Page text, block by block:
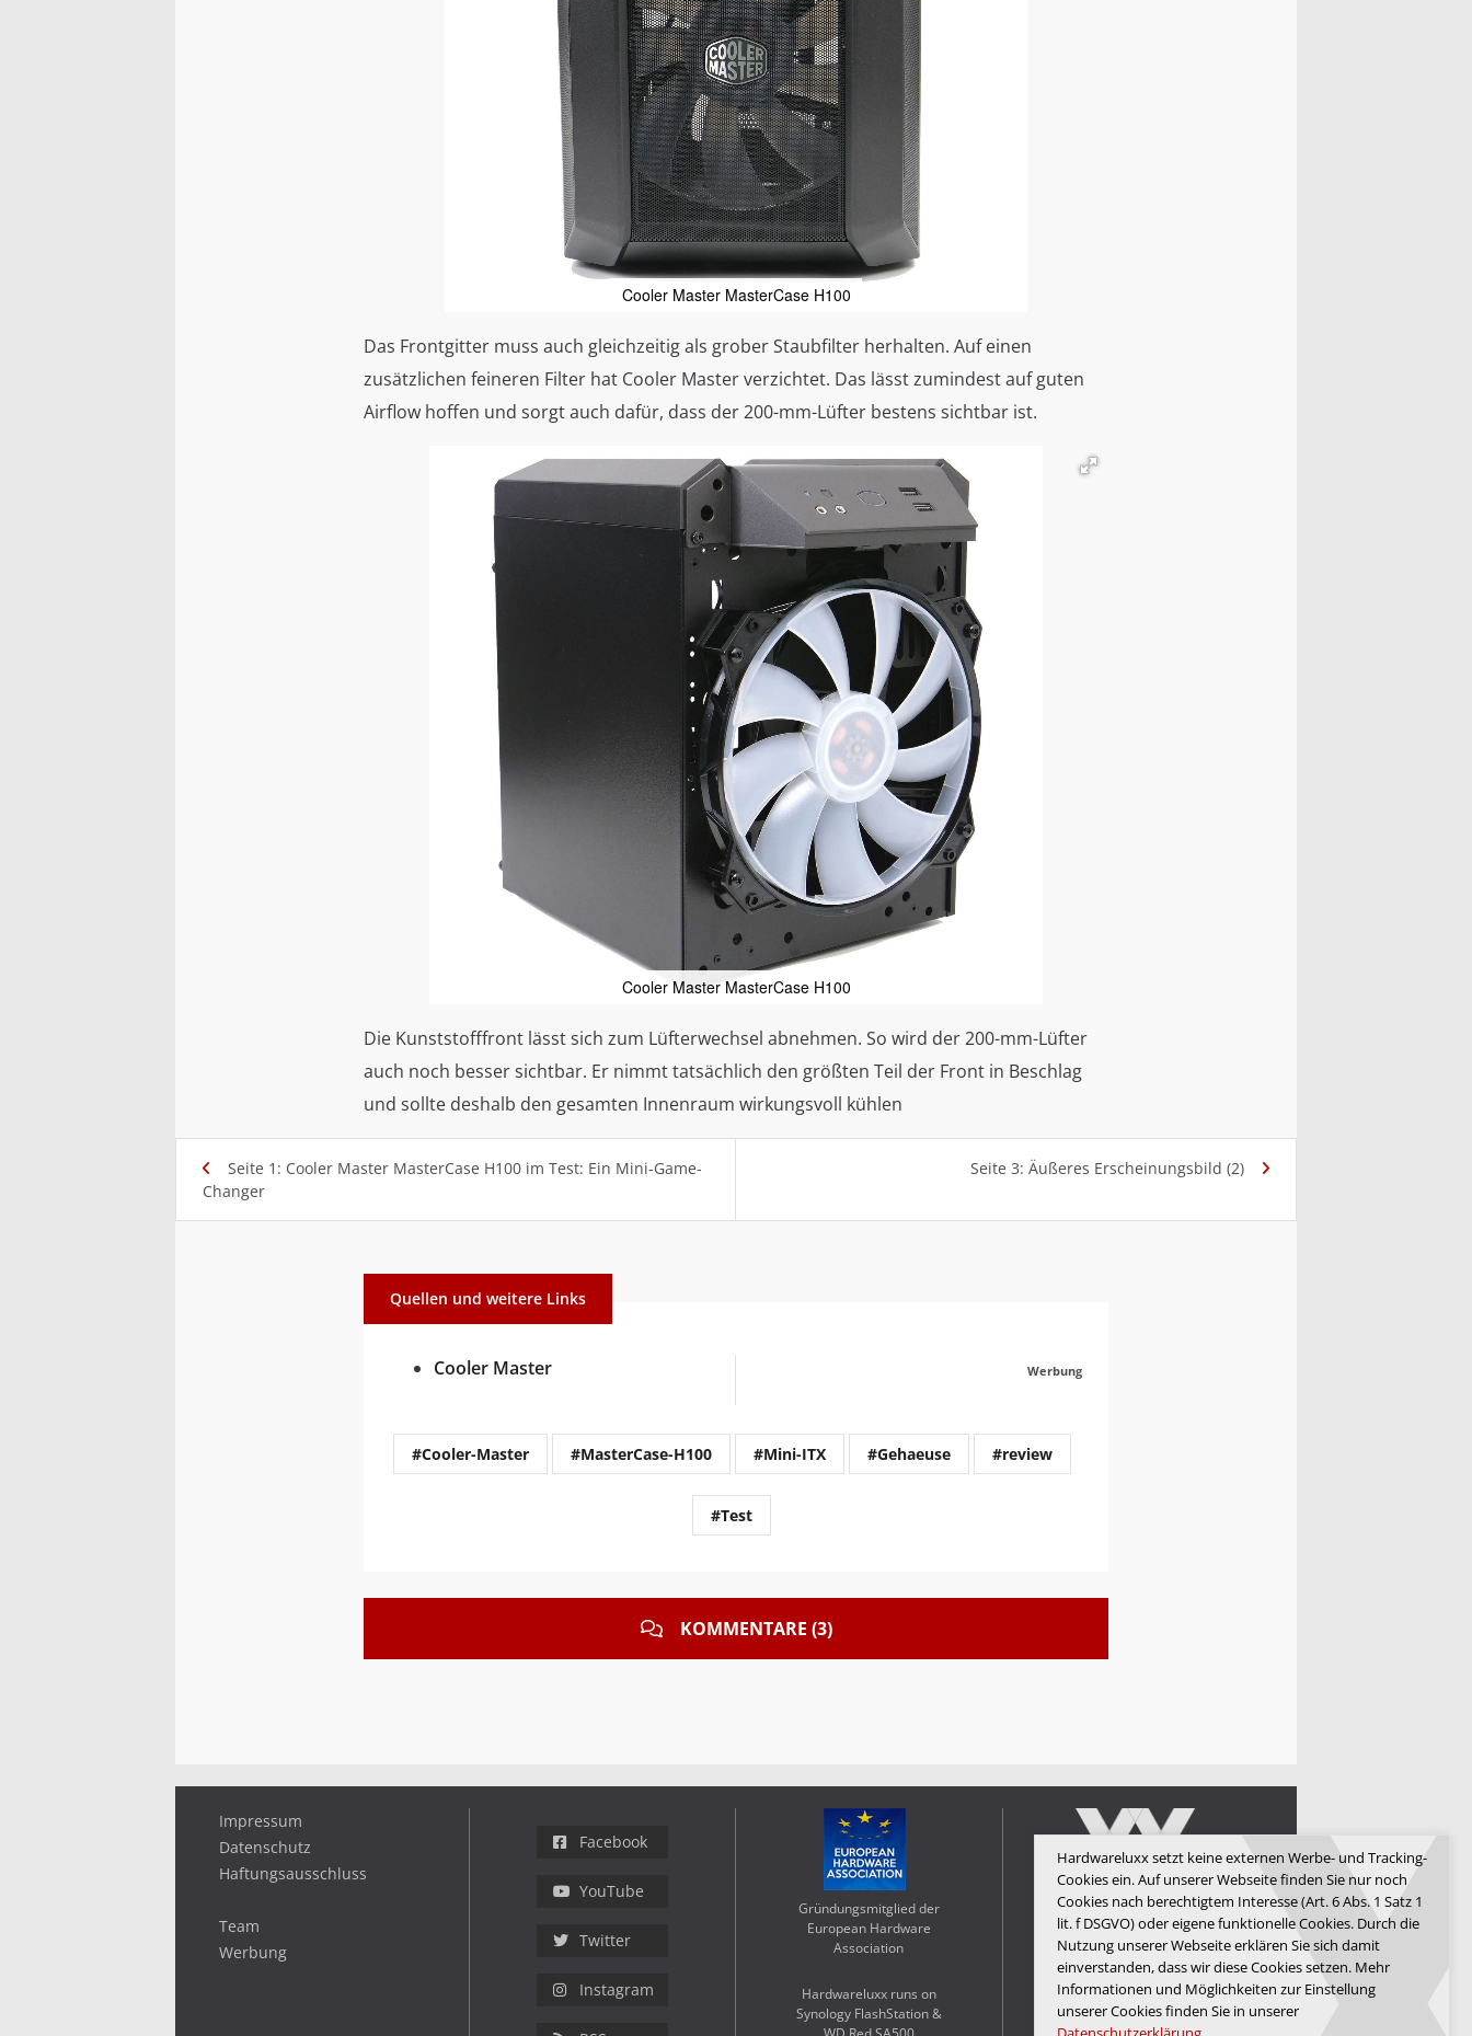
Cooler Master MasterCase H100
Das Frontgitter muss auch gleichzeitig als grober Staubfilter herhalten. Auf einen
zusätzlichen feineren Filter hat Cooler Master verzichtet. Das lässt zumindest auf guten
Airflow hoffen und sorgt auch dafür, dass der 200-mm-Lüfter bestens sichtbar ist.
Cooler Master MasterCase H100
Die Kunststofffront lässt sich zum Lüfterwechsel abnehmen. So wird der 200-mm-Lüfter
auch noch besser sichtbar. Er nimmt tatsächlich den größten Teil der Front in Beschlag
und sollte deshalb den gesamten Innenraum wirkungsvoll kühlen
Seite 1: Cooler Master MasterCase H100 im Test: Ein Mini-Game-
Changer
Seite 3: Äußeres Erscheinungsbild (2)
Quellen und weitere Links
Cooler Master Werbung
#Cooler-Master #MasterCase-H100 #Mini-ITX #Gehaeuse #review
#Test
KOMMENTARE (3)
Hardwareluxx setzt keine externen Werbe- und Tracking-
Cookies ein. Auf unserer Webseite finden Sie nur noch
Cookies nach berechtigtem Interesse (Art. 6 Abs. 1 Satz 1
lit. f DSGVO) oder eigene funktionelle Cookies. Durch die
Nutzung unserer Webseite erklären Sie sich damit
einverstanden, dass wir diese Cookies setzen. Mehr
Informationen und Möglichkeiten zur Einstellung
unserer Cookies finden Sie in unserer
Impressum
Datenschutz
Haftungsausschluss
Team
Werbung
Facebook
YouTube
Twitter
Instagram
Gründungsmitglied der
European Hardware
Association
Hardwareluxx runs on
Synology FlashStation &
Hardwareluxx Media GmbH
© Copyright 2026 Hardwareluxx
Media GmbH